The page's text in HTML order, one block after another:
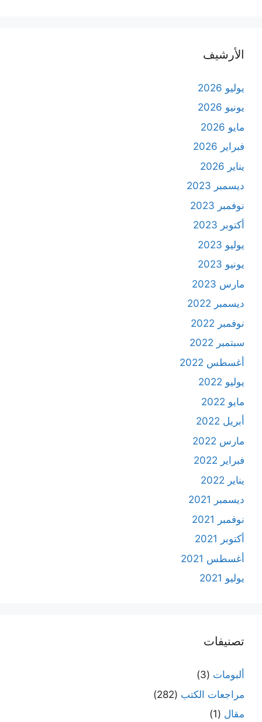
الأرشيف
يوليو 2026
يونيو 2026
مايو 2026
فبراير 2026
يناير 2026
ديسمبر 2023
نوفمبر 2023
أكتوبر 2023
يوليو 2023
يونيو 2023
مارس 2023
ديسمبر 2022
نوفمبر 2022
سبتمبر 2022
أغسطس 2022
يوليو 2022
مايو 2022
أبريل 2022
مارس 2022
فبراير 2022
يناير 2022
ديسمبر 2021
نوفمبر 2021
أكتوبر 2021
أغسطس 2021
يوليو 2021
تصنيفات
ألبومات (3)
مراجعات الكتب (282)
مقال (1)